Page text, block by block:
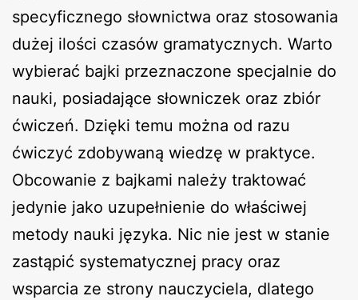
specyficznego słownictwa oraz stosowania
dużej ilości czasów gramatycznych. Warto
wybierać bajki przeznaczone specjalnie do
nauki, posiadające słowniczek oraz zbiór
ćwiczeń. Dzięki temu można od razu
ćwiczyć zdobywaną wiedzę w praktyce.
Obcowanie z bajkami należy traktować
jedynie jako uzupełnienie do właściwej
metody nauki języka. Nic nie jest w stanie
zastąpić systematycznej pracy oraz
wsparcia ze strony nauczyciela, dlatego